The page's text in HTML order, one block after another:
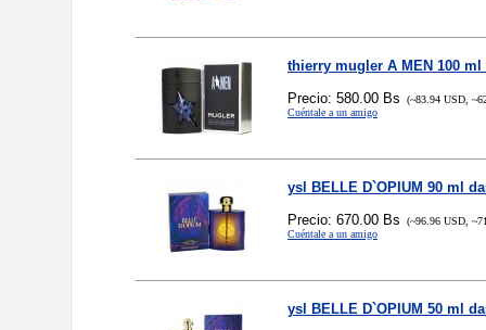
thierry mugler A MEN 100 ml
Precio: 580.00 Bs (~83.94 USD,
Cuéntale a un amigo
ysl BELLE D`OPIUM 90 ml
Precio: 670.00 Bs (~96.96 USD,
Cuéntale a un amigo
ysl BELLE D`OPIUM 50 ml